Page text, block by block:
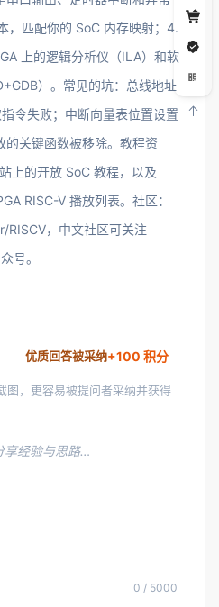
，匹配你的 SoC 内存映射；4.
上的逻辑分析仪（ILA）和软
）。常见的坑：总线地址
令失败；中断向量表位置设置
的关键函数被移除。教程资
上的开放 SoC 教程，以及
RISC-V 播放列表。社区：
RISCV，中文社区可关注
号。
优质回答被采纳+100 积分
图，更容易被提问者采纳并获得
享经验与思路…
0 / 5000